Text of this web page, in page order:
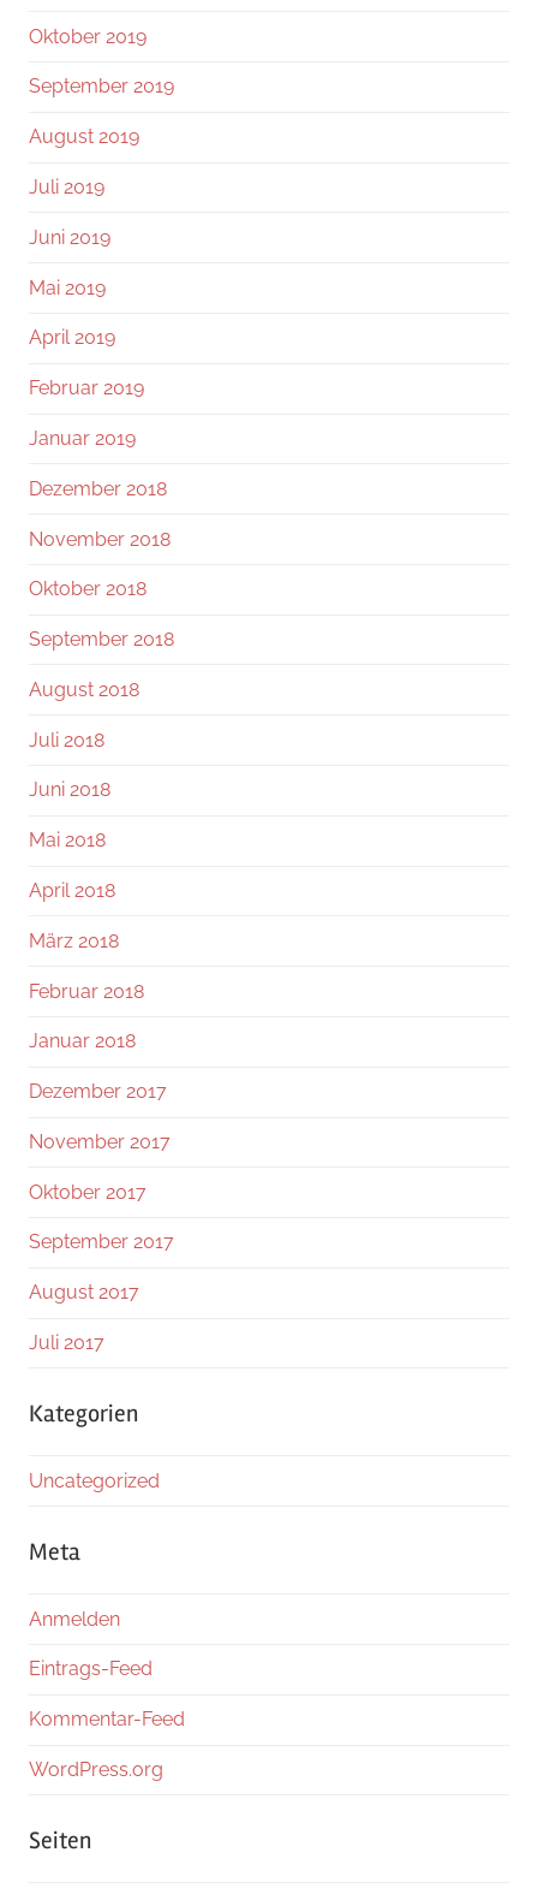
Oktober 2019
September 2019
August 2019
Juli 2019
Juni 2019
Mai 2019
April 2019
Februar 2019
Januar 2019
Dezember 2018
November 2018
Oktober 2018
September 2018
August 2018
Juli 2018
Juni 2018
Mai 2018
April 2018
März 2018
Februar 2018
Januar 2018
Dezember 2017
November 2017
Oktober 2017
September 2017
August 2017
Juli 2017
Kategorien
Uncategorized
Meta
Anmelden
Eintrags-Feed
Kommentar-Feed
WordPress.org
Seiten